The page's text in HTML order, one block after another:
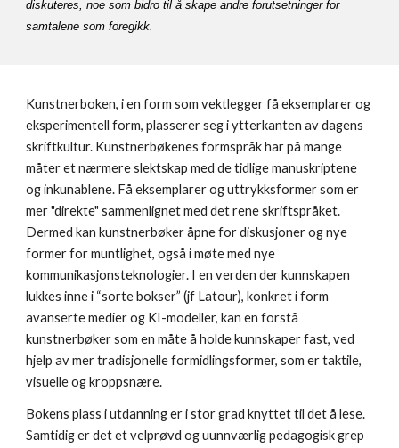
diskuteres, noe som bidro til å skape andre forutsetninger for
samtalene som foregikk.
Kunstnerboken, i en form som vektlegger få eksemplarer og
eksperimentell form, plasserer seg i ytterkanten av dagens
skriftkultur. Kunstnerbøkenes formspråk har på mange
måter et nærmere slektskap med de tidlige manuskriptene
og inkunablene. Få eksemplarer og uttrykksformer som er
mer "direkte" sammenlignet med det rene skriftspråket.
Dermed kan kunstnerbøker åpne for diskusjoner og nye
former for muntlighet, også i møte med nye
kommunikasjonsteknologier. I en verden der kunnskapen
lukkes inne i “sorte bokser” (jf Latour), konkret i form
avanserte medier og KI-modeller, kan en forstå
kunstnerbøker som en måte å holde kunnskaper fast, ved
hjelp av mer tradisjonelle formidlingsformer, som er taktile,
visuelle og kroppsnære.
Bokens plass i utdanning er i stor grad knyttet til det å lese.
Samtidig er det et velprøvd og uunnværlig pedagogisk grep